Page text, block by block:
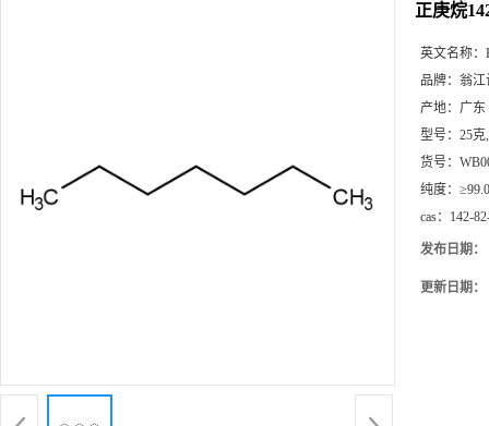
正庚烷
英文名称：
品牌： 翁江
产地： 广东
型号： 25克
货号：
纯度：
cas： 142-
发布日期：
更新日期：